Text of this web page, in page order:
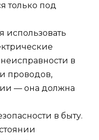
только под
использовать
в
проводов,
— она должна
в быту.